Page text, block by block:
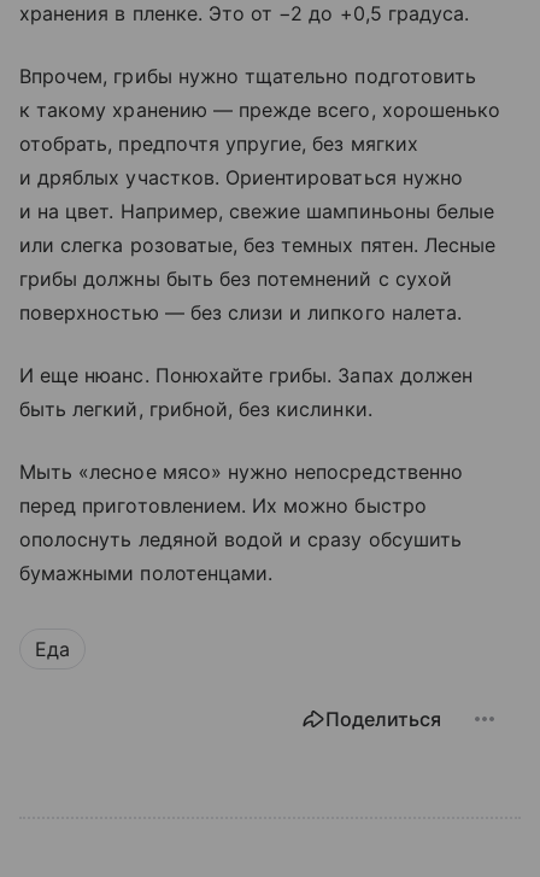
хранения в пленке. Это от −2 до +0,5 градуса.
Впрочем, грибы нужно тщательно подготовить
к такому хранению — прежде всего, хорошенько
отобрать, предпочтя упругие, без мягких
и дряблых участков. Ориентироваться нужно
и на цвет. Например, свежие шампиньоны белые
или слегка розоватые, без темных пятен. Лесные
грибы должны быть без потемнений с сухой
поверхностью — без слизи и липкого налета.
И еще нюанс. Понюхайте грибы. Запах должен
быть легкий, грибной, без кислинки.
Мыть «лесное мясо» нужно непосредственно
перед приготовлением. Их можно быстро
ополоснуть ледяной водой и сразу обсушить
бумажными полотенцами.
Еда
Поделиться